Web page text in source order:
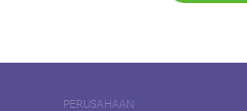
PERUSAHAAN